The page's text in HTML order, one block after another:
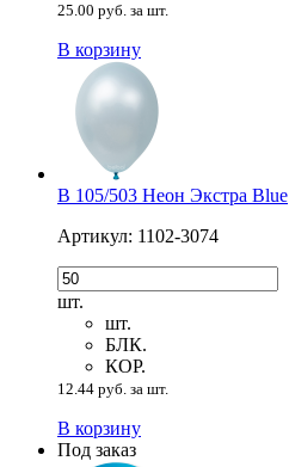
25.00 руб. за шт.
В корзину
В 105/503 Неон Экстра Blue
Артикул: 1102-3074
шт.
шт.
БЛК.
КОР.
12.44 руб. за шт.
В корзину
Под заказ